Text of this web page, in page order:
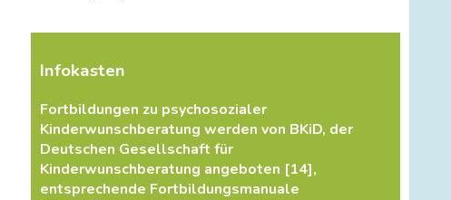
Infokasten
Fortbildungen zu psychosozialer
Kinderwunschberatung werden von BKiD, der
Deutschen Gesellschaft für
Kinderwunschberatung angeboten [14],
entsprechende Fortbildungsmanuale